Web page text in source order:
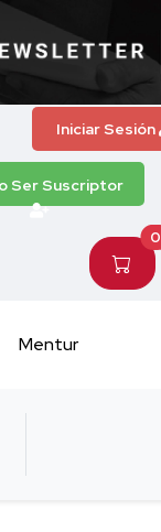
Iniciar Sesión
Ser Suscriptor
0
Mentur